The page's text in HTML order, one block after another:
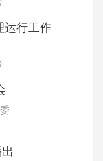
运行工作